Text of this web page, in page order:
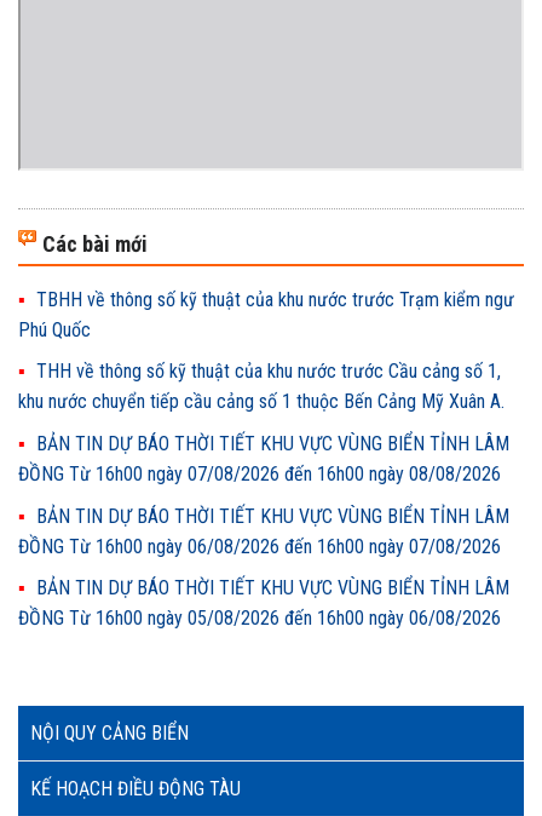
NỘI QUY CẢNG BIỂN
KẾ HOẠCH ĐIỀU ĐỘNG TÀU
Các bài mới
TBHH về thông số kỹ thuật của khu nước trước Trạm kiểm ngư
Phú Quốc
THH về thông số kỹ thuật của khu nước trước Cầu cảng số 1,
khu nước chuyển tiếp cầu cảng số 1 thuộc Bến Cảng Mỹ Xuân A.
BẢN TIN DỰ BÁO THỜI TIẾT KHU VỰC VÙNG BIỂN TỈNH LÂM
ĐỒNG Từ 16h00 ngày 07/08/2026 đến 16h00 ngày 08/08/2026
BẢN TIN DỰ BÁO THỜI TIẾT KHU VỰC VÙNG BIỂN TỈNH LÂM
ĐỒNG Từ 16h00 ngày 06/08/2026 đến 16h00 ngày 07/08/2026
BẢN TIN DỰ BÁO THỜI TIẾT KHU VỰC VÙNG BIỂN TỈNH LÂM
ĐỒNG Từ 16h00 ngày 05/08/2026 đến 16h00 ngày 06/08/2026